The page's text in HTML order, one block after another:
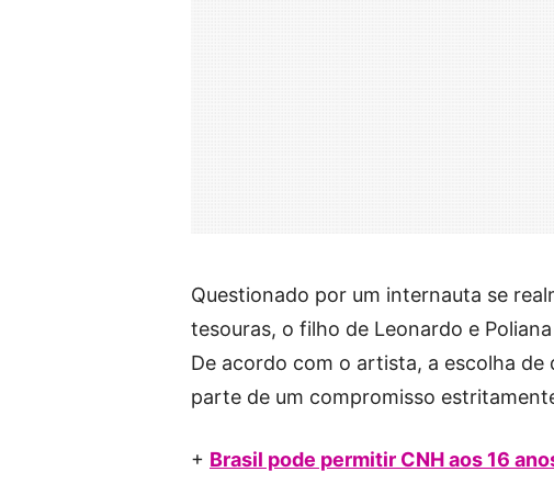
Questionado por um internauta se
tesouras, o filho de Leonardo e
De acordo com o artista, a escolha
parte de um compromisso
+ Brasil pode permitir CNH aos 16